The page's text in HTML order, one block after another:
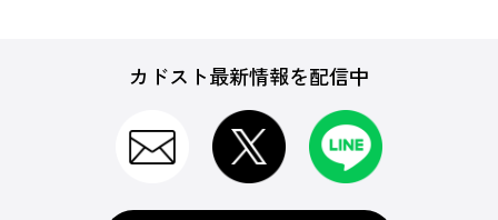
カドスト最新情報を配信中